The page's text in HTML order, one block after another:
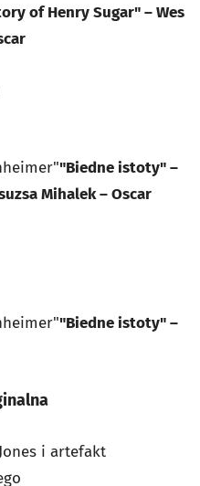
of Henry Sugar" – Wes
"Biedne istoty" –
Mihalek – Oscar
"Biedne istoty" –
i artefakt